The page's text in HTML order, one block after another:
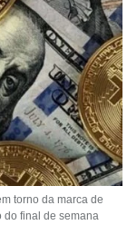
torno da marca de
do final de semana